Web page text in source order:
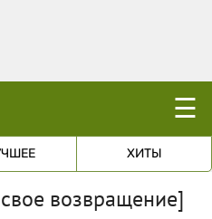
☰
ХИТЫ
возвращение]